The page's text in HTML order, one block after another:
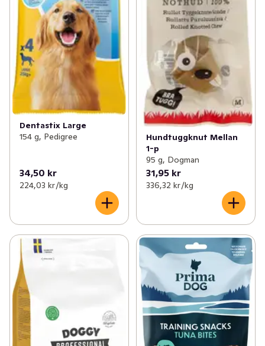
Dentastix Large
154 g, Pedigree
34,50 kr
224,03 kr /kg
Hundtuggknut Mellan
1-p
95 g, Dogman
31,95 kr
336,32 kr /kg